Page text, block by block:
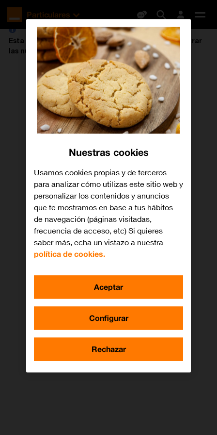
Orange
España
Particulares
Esta tarifa está descatalogada, pero puedes encontrar
las nuevas tarifas de Orangeaquí
Nuestras cookies
Usamos cookies propias y de terceros
para analizar cómo utilizas este sitio web y
personalizar los contenidos y anuncios
que te mostramos en base a tus hábitos
de navegación (páginas visitadas,
frecuencia de acceso, etc) Si quieres
saber más, echa un vistazo a nuestra
política de cookies.
Configurar
Rechazar
Aceptar